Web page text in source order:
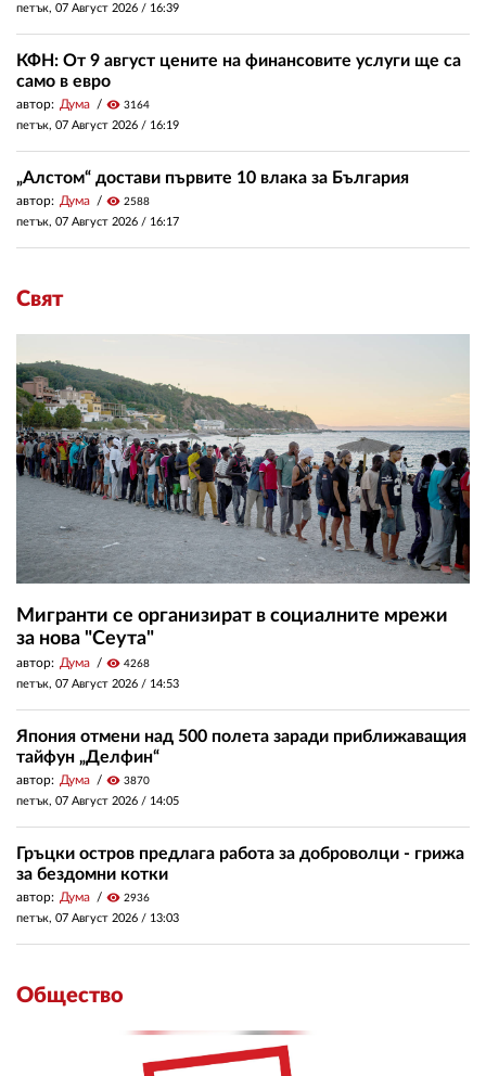
петък, 07 Август 2026 / 16:39
КФН: От 9 август цените на финансовите услуги ще са
само в евро
автор: Дума visibility 3164
петък, 07 Август 2026 / 16:19
„Алстом“ достави първите 10 влака за България
автор: Дума visibility 2588
петък, 07 Август 2026 / 16:17
Свят
Мигранти се организират в социалните мрежи
за нова "Сеута"
автор: Дума visibility 4268
петък, 07 Август 2026 / 14:53
Япония отмени над 500 полета заради приближаващия
тайфун „Делфин“
автор: Дума visibility 3870
петък, 07 Август 2026 / 14:05
Гръцки остров предлага работа за доброволци - грижа
за бездомни котки
автор: Дума visibility 2936
петък, 07 Август 2026 / 13:03
Общество